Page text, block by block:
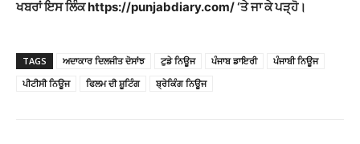
ਖਬਰਾਂ ਇਸ ਲਿੰਕ https://punjabdiary.com/ ‘ਤੇ ਜਾ ਕੇ ਪੜ੍ਹੋ।
TAGS ਅਦਾਕਾਰ ਦਿਲਜੀਤ ਦੋਸਾਂਝ ਟੁਡੇ ਨਿਊਜ ਪੰਜਾਬ ਡਾਇਰੀ
ਪੰਜਾਬੀ ਨਿਊਜ
ਪੀਟੀਸੀ ਨਿਊਜ
ਫਿਲਮ ਦੀ ਸ਼ੂਟਿੰਗ ਬ੍ਰੇਕਿੰਗ ਨਿਊਜ